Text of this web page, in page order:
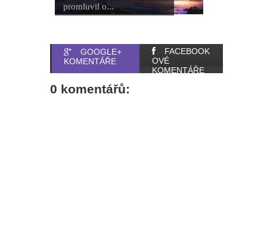
promluvil o...
GOOGLE+
KOMENTÁŘE
FACEBOOK
OVÉ
KOMENTÁŘE
0 komentářů: